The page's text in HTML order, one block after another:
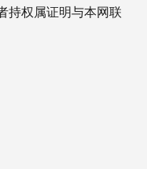
持权属证明与本网联